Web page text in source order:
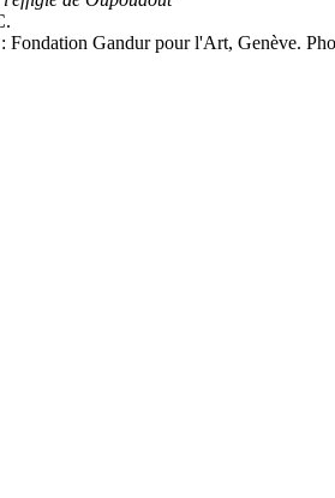
Fondation Gandur pour l'Art, Genève.